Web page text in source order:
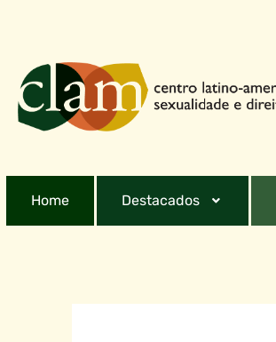
Home Destacados